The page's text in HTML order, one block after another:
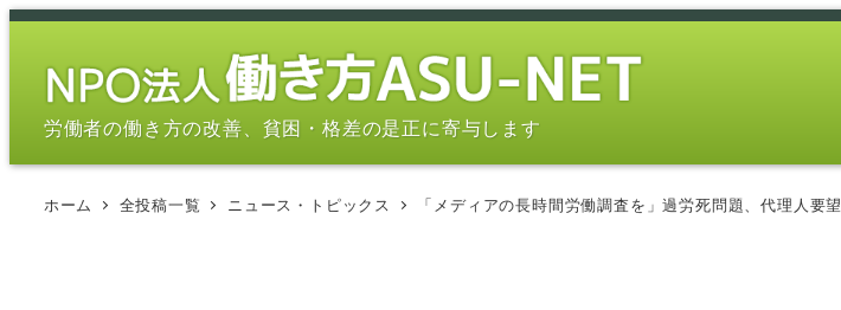
メ
労働者の働き方の改善、貧困・格差の是正に寄与します
ホーム 全投稿一覧 ニュース・トピックス 「メディアの長時間労働調査を」過労死問題、代理人要望